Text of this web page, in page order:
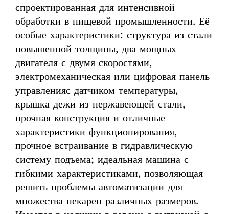
спроектированная для интенсивной
обработки в пищевой промышленности. Её
особые характеристики: структура из стали
повышенной толщины, два мощных
двигателя с двумя скоростями,
электромеханическая или цифровая панель
управленияс датчиком температуры,
крышка дежи из нержавеющей стали,
прочная конструкция и отличные
характеристики функционирования,
прочное встраивание в гидравлическую
систему подъема; идеальная машина с
гибкими характеристиками, позволяющая
решить проблемы автоматизации для
множества пекарен различных размеров.